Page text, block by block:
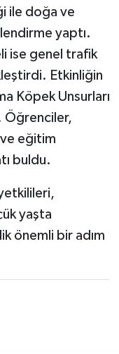
ile doğa ve
yaptı.
ise genel trafik
Etkinliğin
Köpek Unsurları
Öğrenciler,
eğitim
buldu.
yaşta
önemli bir adım